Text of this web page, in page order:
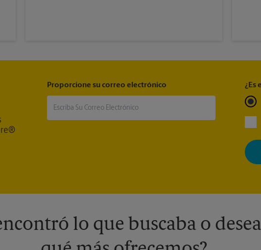
Proporcione su correo electrónico ¿Es
Al
con
lo que buscaba o